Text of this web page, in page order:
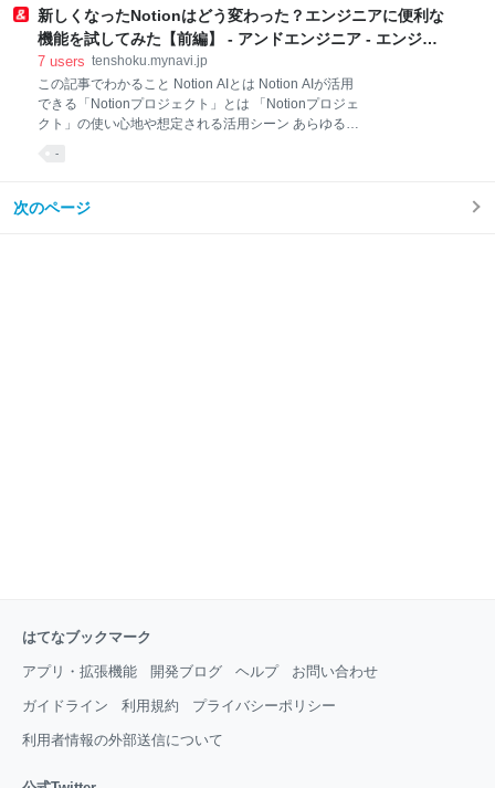
や開発、検証など様々なことが行えるようになる 目次
1. そもそもWSL2とは 1-1. WSLとWSL2の違い 1-2.
WSL2が使える環境 2. WSL2をインストールする 2-1.
WSL2で利用できるLinuxディストリビューション 2-2.
WSL2のインストール手順 3. Linux環境の起動 3-1. タ
イムゾーンのJSTへの変更 3-2. Linux環境の終了 3-3.
を活用しよう そもそもWSL2とは 近年クラウド環境を
新しくなったNotionはどう変わった？エンジニアに便利な
機能を試してみた【前編】 - アンドエンジニア - エンジニ
アのこと、エンジニアから。
7 users tenshoku.mynavi.jp
この記事でわかること Notion AIとは Notion AIが活用
できる「Notionプロジェクト」とは 「Notionプロジェ
クト」の使い心地や想定される活用シーン あらゆる情
できることから、個人だけでなくビジネスでの利用も
-
次のページ
はてなブックマーク
アプリ・拡張機能 開発ブログ ヘルプ お問い合わせ
ガイドライン 利用規約 プライバシーポリシー
利用者情報の外部送信について